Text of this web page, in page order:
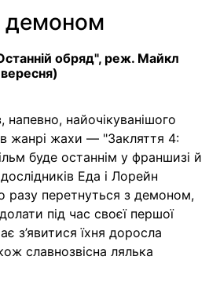
демоном
обряд", реж. Майкл
напевно, найочікуванішого
жанрі жахи — "Закляття 4:
буде останнім у франшизі й
Еда і Лорейн
разу перетнуться з демоном,
під час своєї першої
з’явитися їхня доросла
славнозвісна лялька